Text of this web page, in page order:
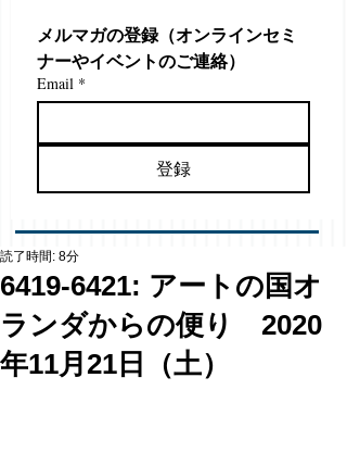
メルマガの登録（オンラインセミ
ナーやイベントのご連絡）
Email *
登録
6419-6421: アートの国オ
ランダからの便り 2020
年11月21日（土）
読了時間: 8分